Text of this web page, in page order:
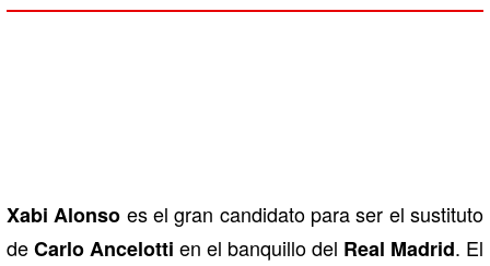
Xabi Alonso es el gran candidato para ser el sustituto
deCarlo Ancelotti en el banquillo del Real Madrid. El